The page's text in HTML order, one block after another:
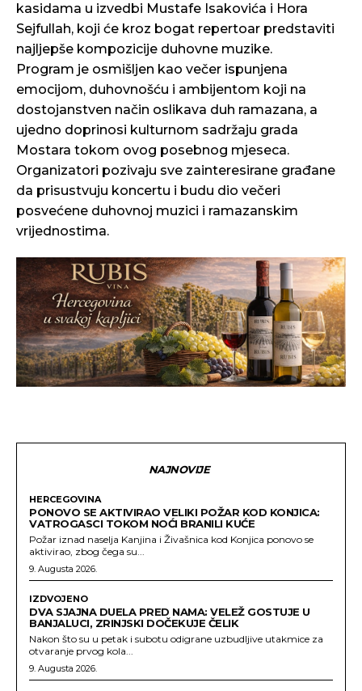
kasidama u izvedbi Mustafe Isakovića i Hora
Sejfullah, koji će kroz bogat repertoar predstaviti
najljepše kompozicije duhovne muzike.
Program je osmišljen kao večer ispunjena
emocijom, duhovnošću i ambijentom koji na
dostojanstven način oslikava duh ramazana, a
ujedno doprinosi kulturnom sadržaju grada
Mostara tokom ovog posebnog mjeseca.
Organizatori pozivaju sve zainteresirane građane
da prisustvuju koncertu i budu dio večeri
posvećene duhovnoj muzici i ramazanskim
vrijednostima.
NAJNOVIJE
HERCEGOVINA
PONOVO SE AKTIVIRAO VELIKI POŽAR KOD KONJICA:
VATROGASCI TOKOM NOĆI BRANILI KUĆE
Požar iznad naselja Kanjina i Živašnica kod Konjica ponovo se
aktivirao, zbog čega su...
9. Augusta 2026.
IZDVOJENO
DVA SJAJNA DUELA PRED NAMA: VELEŽ GOSTUJE U
BANJALUCI, ZRINJSKI DOČEKUJE ČELIK
Nakon što su u petak i subotu odigrane uzbudljive utakmice za
otvaranje prvog kola...
9. Augusta 2026.